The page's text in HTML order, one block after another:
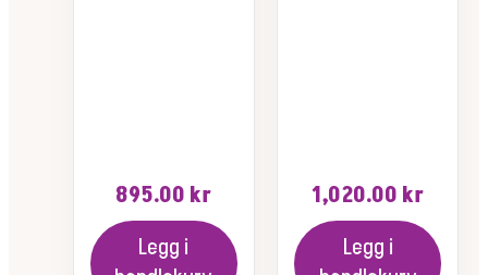
895.00 kr
Legg i
1,020.00 kr
Legg i